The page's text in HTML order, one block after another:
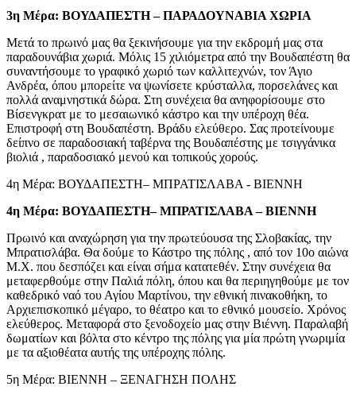
3η Μέρα: ΒΟΥΔΑΠΕΣΤΗ – ΠΑΡΑΔΟΥΝΑΒΙΑ ΧΩΡΙΑ
Μετά το πρωινό μας θα ξεκινήσουμε για την εκδρομή μας στα
παραδουνάβια χωριά. Μόλις 15 χιλιόμετρα από την Βουδαπέστη θα
συναντήσουμε το γραφικό χωριό των καλλιτεχνών, τον Άγιο
Ανδρέα, όπου μπορείτε να ψωνίσετε κρύσταλλα, πορσελάνες και
πολλά αναμνηστικά δώρα. Στη συνέχεια θα ανηφορίσουμε στο
Βίσενγκρατ με το μεσαιωνικό κάστρο και την υπέροχη θέα.
Επιστροφή στη Βουδαπέστη. Βράδυ ελεύθερο. Σας προτείνουμε
δείπνο σε παραδοσιακή ταβέρνα της Βουδαπέστης με τσιγγάνικα
βιολιά , παραδοσιακό μενού και τοπικούς χορούς.
4η Μέρα: ΒΟΥΔΑΠΕΣΤΗ– ΜΠΡΑΤΙΣΛΑΒΑ - ΒΙΕΝΝΗ
4η Μέρα: ΒΟΥΔΑΠΕΣΤΗ– ΜΠΡΑΤΙΣΛΑΒΑ – ΒΙΕΝΝΗ
Πρωινό και αναχώρηση για την πρωτεύουσα της Σλοβακίας, την
Μπρατισλάβα. Θα δούμε το Κάστρο της πόλης , από τον 10ο αιώνα
Μ.Χ. που δεσπόζει και είναι σήμα κατατεθέν. Στην συνέχεια θα
μεταφερθούμε στην Παλιά πόλη, όπου και θα περιηγηθούμε με τον
καθεδρικό ναό του Αγίου Μαρτίνου, την εθνική πινακοθήκη, το
Αρχιεπισκοπικό μέγαρο, το θέατρο και το εθνικό μουσείο. Χρόνος
ελεύθερος. Μεταφορά στο ξενοδοχείο μας στην Βιέννη. Παραλαβή
δωματίων και βόλτα στο κέντρο της πόλης για μία πρώτη γνωριμία
με τα αξιοθέατα αυτής της υπέροχης πόλης.
5η Μέρα: ΒΙΕΝΝΗ – ΞΕΝΑΓΗΣΗ ΠΟΛΗΣ